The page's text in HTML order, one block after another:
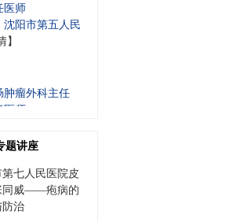
阳市第五人民
】
瘤外科主任
医师
】
医师
题讲座
七人民医院皮
同威——疱病的
防治